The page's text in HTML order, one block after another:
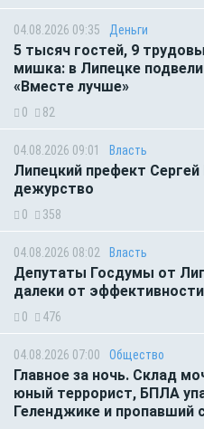
04.08.2026 09:35 Деньги
5 тысяч гостей, 9
мишка: в Липецке
«Вместе лучше»
0 82
04.08.2026 09:01 Власть
Липецкий префект
дежурство
0 358
04.08.2026 08:02 Власть
Депутаты Госдумы от
далеки от эффективности
0 476
04.08.2026 07:00 Общество
Главное за ночь. Склад
юный террорист, БПЛА
Геленджике и пропавший